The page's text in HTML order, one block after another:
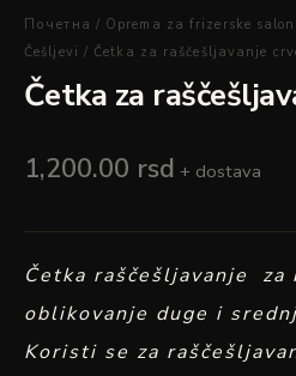
Почетна / Oprema za frizerske
Češljevi / Četka za raščešljavanje
Četka za
1,200.00 rsd + dostava
Četka raščešljavanje za
oblikovanje duge i
Koristi se za
raščešljavanje
crvena